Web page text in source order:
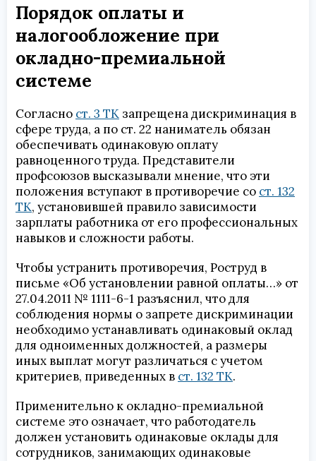
Порядок оплаты и
налогообложение при
окладно-премиальной
системе
Согласно ст. 3 ТК запрещена дискриминация в
сфере труда, а по ст. 22 наниматель обязан
обеспечивать одинаковую оплату
равноценного труда. Представители
профсоюзов высказывали мнение, что эти
положения вступают в противоречие со ст. 132
ТК, установившей правило зависимости
зарплаты работника от его профессиональных
навыков и сложности работы.
Чтобы устранить противоречия, Роструд в
письме «Об установлении равной оплаты…» от
27.04.2011 № 1111-6-1 разъяснил, что для
соблюдения нормы о запрете дискриминации
необходимо устанавливать одинаковый оклад
для одноименных должностей, а размеры
иных выплат могут различаться с учетом
критериев, приведенных в ст. 132 ТК.
Применительно к окладно-премиальной
системе это означает, что работодатель
должен установить одинаковые оклады для
сотрудников, занимающих одинаковые